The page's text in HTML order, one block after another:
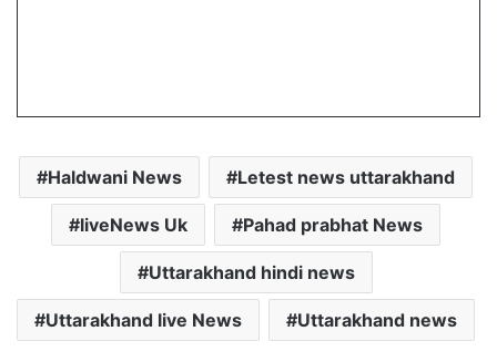
Haldwani News Letest news uttarakhand
liveNews Uk Pahad prabhat News
Uttarakhand hindi news
Uttarakhand live News Uttarakhand news